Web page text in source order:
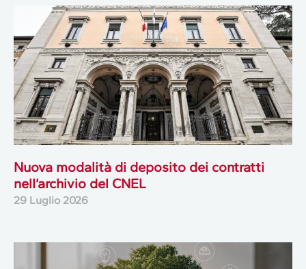
Nuova modalità di deposito dei contratti
nell’archivio del CNEL
29 Luglio 2026